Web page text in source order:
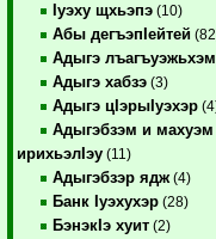
Iуэху щхьэпэ (10)
Абы дегъэпIейтей
Адыгэ
Адыгэ хабзэ (3)
Адыгэ цIэрыIуэхэр
Адыгэбзэм и махуэм
ирихьэлIэу (11)
Адыгэбзэр ядж (4)
Банк Iуэхухэр (28)
БэнэкIэ хуит (2)